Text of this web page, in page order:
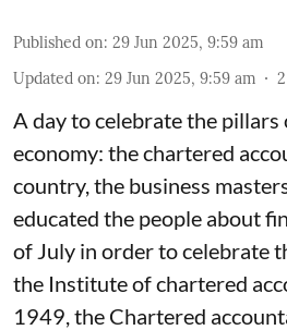
Published on: 29 Jun 2025, 9:59 am
Updated on: 29 Jun 2025, 9:59 am 2
A day to celebrate the pillars
economy: the chartered
country, the business
educated the people about
of July in order to celebrate
the Institute of chartered
1949, the Chartered